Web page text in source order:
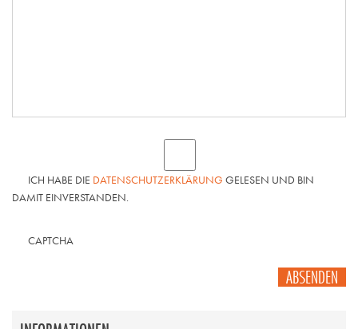
ICH HABE DIE DATENSCHUTZERKLÄRUNG GELESEN UND BIN
DAMIT EINVERSTANDEN.
CAPTCHA
ABSENDEN